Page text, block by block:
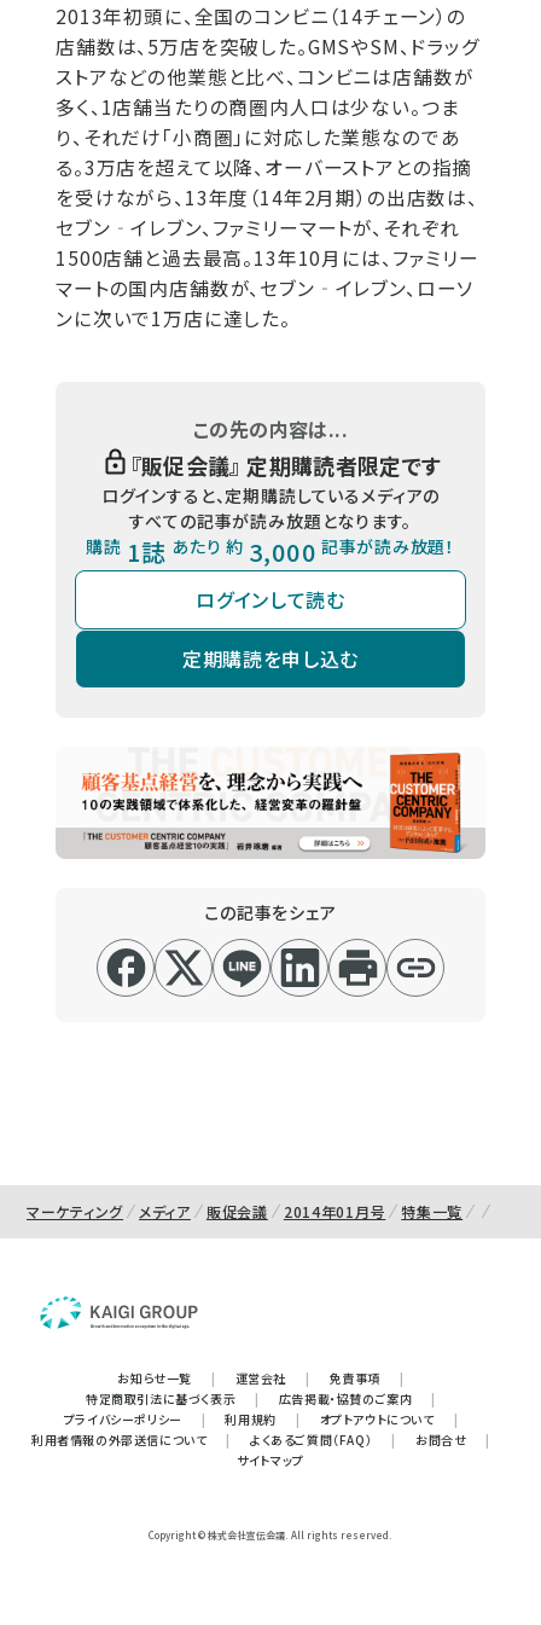
2013年初頭に、全国のコンビニ（14チェーン）の
店舗数は、5万店を突破した。GMSやSM、ドラッグ
ストアなどの他業態と比べ、コンビニは店舗数が
多く、1店舗当たりの商圏内人口は少ない。つま
り、それだけ「小商圏」に対応した業態なのであ
る。3万店を超えて以降、オーバーストアとの指摘
を受けながら、13年度（14年2月期）の出店数は、
セブン‐イレブン、ファミリーマートが、それぞれ
1500店舗と過去最高。13年10月には、ファミリー
マートの国内店舗数が、セブン‐イレブン、ローソ
ンに次いで1万店に達した。
この先の内容は...
『販促会議』 定期購読者限定です
ログインすると、定期購読しているメディアの
すべての記事が読み放題となります。
購読 1誌 あたり 約 3,000 記事が読み放題！
ログインして読む
定期購読を申し込む
この記事をシェア
マーケティング メディア 販促会議 2014年01月号 特集一覧
お知らせ一覧 | 運営会社 | 免責事項
|
特定商取引法に基づく表示
| 広告掲載・協賛のご案内
|
プライバシーポリシー
| 利用規約 | オプトアウトについて
|
利用者情報の外部送信について
| よくあるご質問（FAQ） | お問合せ
|
サイトマップ
Copyright © 株式会社宣伝会議. All rights reserved.